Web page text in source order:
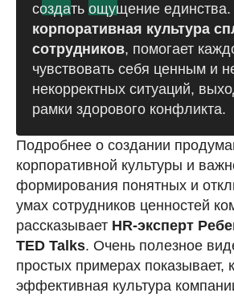
создать ощущение единства.
корпоративная культура
сотрудников, помогает
чувствовать себя ценным и
некорректных ситуаций,
рамки здорового конфликта.
Подробнее о создании
корпоративной культуры и
формирования понятных и
умах сотрудников ценностей
рассказывает HR-эксперт
TED Talks. Очень полезное
простых примерах показывает,
эффективная культура